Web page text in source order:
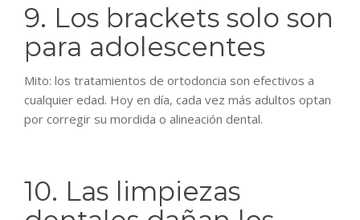
9. Los brackets solo son
para adolescentes
Mito: los tratamientos de ortodoncia son efectivos a
cualquier edad. Hoy en día, cada vez más adultos optan
por corregir su mordida o alineación dental.
10. Las limpiezas